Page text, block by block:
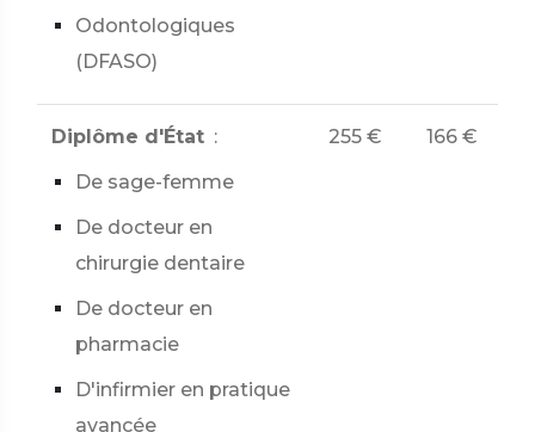
Odontologiques
(DFASO)
Diplôme d'État :
De sage-femme
De docteur en
chirurgie dentaire
De docteur en
pharmacie
D'infirmier en pratique
avancée
255 € 166 €